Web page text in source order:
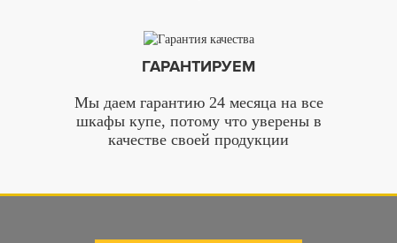
ГАРАНТИРУЕМ
Мы даем гарантию 24 месяца на все
шкафы купе, потому что уверены в
качестве своей продукции